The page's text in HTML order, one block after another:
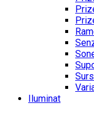
Iluminat